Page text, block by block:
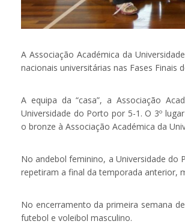
A Associação Académica da
nacionais universitárias nas Fases Finais
A equipa da “casa”, a Associação
Universidade do Porto por 5-1. O 3º
o bronze à Associação Académica da
No andebol feminino, a Universidade do
repetiram a final da temporada anterior,
No encerramento da primeira semana
futebol e voleibol masculino.